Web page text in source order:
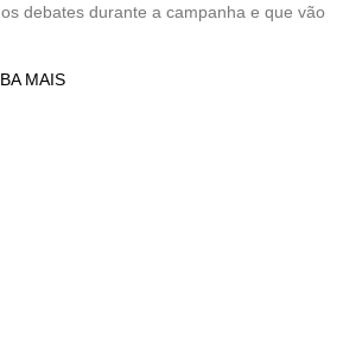
debates durante a campanha e que vão
MAIS